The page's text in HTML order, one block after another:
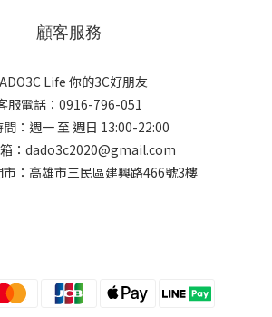
顧客服務
Life 你的3C好朋友
服電話：0916-796-051
：週一 至 週日 13:00-22:00
：dado3c2020@gmail.com
市：高雄市三民區建興路466號3樓